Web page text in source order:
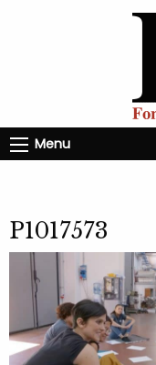
Menu
P1017573